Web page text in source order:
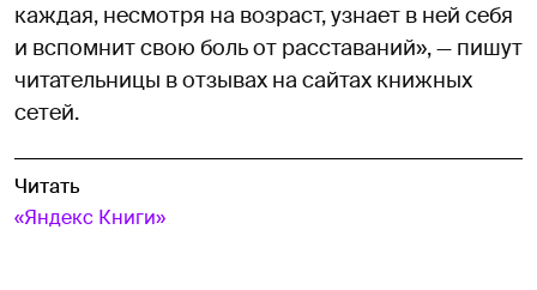
каждая, несмотря на возраст, узнает в ней себя
и вспомнит свою боль от расставаний», — пишут
читательницы в отзывах на сайтах книжных
сетей.
Читать
«Яндекс Книги»